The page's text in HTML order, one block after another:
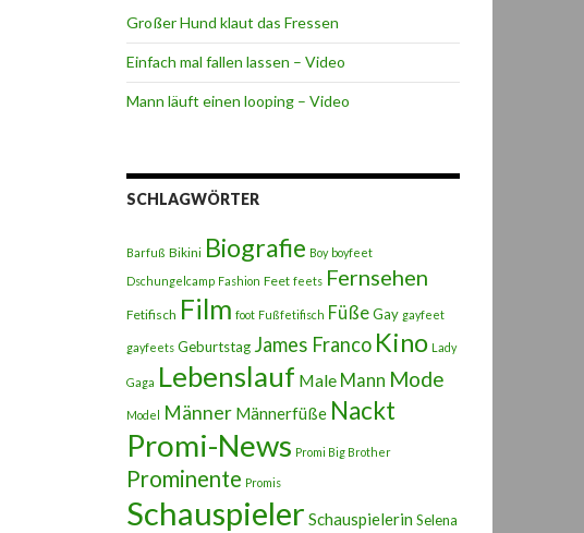
Großer Hund klaut das Fressen
Einfach mal fallen lassen – Video
Mann läuft einen looping – Video
SCHLAGWÖRTER
Barfuß Bikini Biografie Boy boyfeet
Dschungelcamp Fashion Feet feets Fernsehen
Fetifisch Film foot Fußfetifisch FüßeGay gayfeet
gayfeets Geburtstag James Franco Kino Lady
Gaga Lebenslauf Male Mann Mode
Model Männer Männerfüße Nackt
Promi-News Promi Big Brother
Prominente Promis
Schauspieler Schauspielerin Selena